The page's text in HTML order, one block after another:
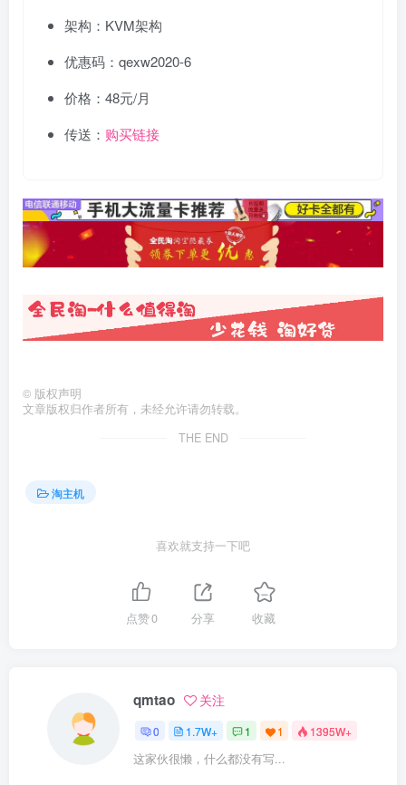
架构：KVM架构
优惠码：qexw2020-6
价格：48元/月
传送： 购买链接
© 版权声明
文章版权归作者所有，未经允许请勿转载。
THE END
淘主机
喜欢就支持一下吧
点赞0 分享 收藏
qmtao 关注
0 1.7W+ 1 1 1395W+
这家伙很懒，什么都没有写...